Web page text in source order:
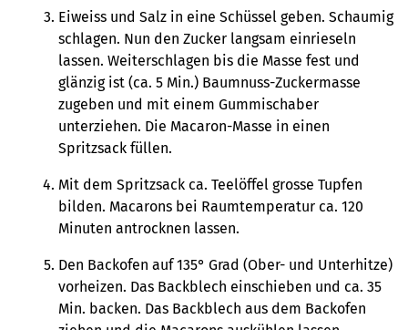
Eiweiss und Salz in eine Schüssel geben. Schaumig
schlagen. Nun den Zucker langsam einrieseln
lassen. Weiterschlagen bis die Masse fest und
glänzig ist (ca. 5 Min.) Baumnuss-Zuckermasse
zugeben und mit einem Gummischaber
unterziehen. Die Macaron-Masse in einen
Spritzsack füllen.
Mit dem Spritzsack ca. Teelöffel grosse Tupfen
bilden. Macarons bei Raumtemperatur ca. 120
Minuten antrocknen lassen.
Den Backofen auf 135° Grad (Ober- und Unterhitze)
vorheizen. Das Backblech einschieben und ca. 35
Min. backen. Das Backblech aus dem Backofen